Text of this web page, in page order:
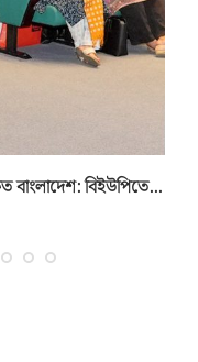
বাংলাদেশ: বিইউপিতে...